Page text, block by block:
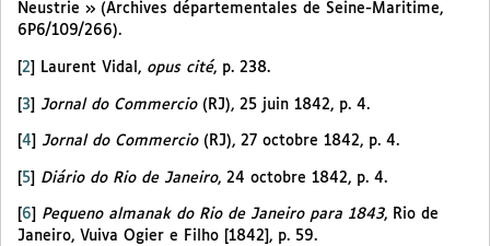
Neustrie » (Archives départementales de Seine-Maritime,
6P6/109/266).
2 Laurent Vidal, opus cité, p. 238.
[3] Jornal do Commercio(RJ), 25 juin 1842, p. 4.
4 Jornal do Commercio(RJ), 27 octobre 1842, p. 4.
[5] Diário do Rio de Janeiro, 24 octobre 1842, p. 4.
6 Pequeno almanak do Rio de Janeiro para 1843, Rio de
Janeiro, Vuiva Ogier e Filho [1842], p. 59.